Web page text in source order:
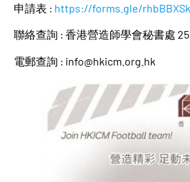
申請表 : https://forms.gle/
聯絡查詢 : 香港營造師學會秘書處
電郵查詢 : info@hkicm.org.hk